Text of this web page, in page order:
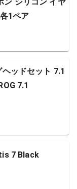
1ペア
ッドセット 7.1
7.1
7 Black